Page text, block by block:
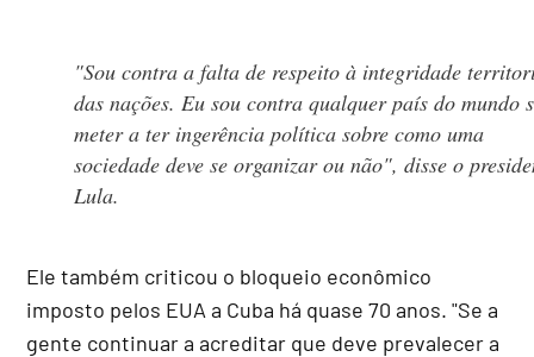
"Sou contra a falta de respeito à integridade
das nações. Eu sou contra qualquer país do mundo
meter a ter ingerência política sobre como uma
sociedade deve se organizar ou não", disse o
Lula.
Ele também criticou o bloqueio econômico
imposto pelos EUA a Cuba há quase 70 anos. "Se a
gente continuar a acreditar que deve prevalecer a